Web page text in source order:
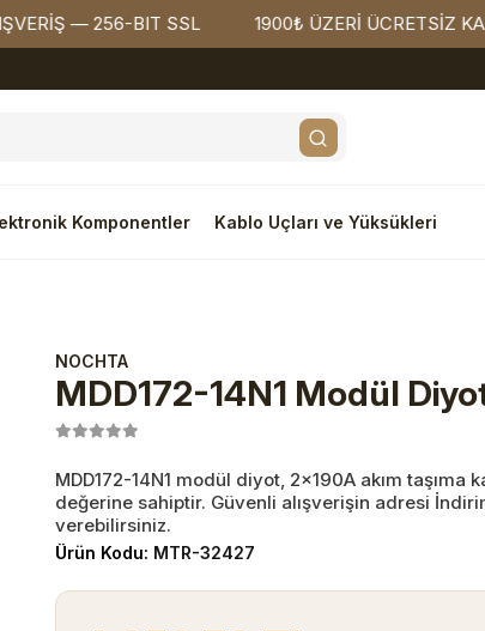
— 256-BIT SSL 1900₺ ÜZERİ ÜCRETSİZ KARGO
Komponentler Kablo Uçları ve Yüksükleri
NOCHTA
MDD172-14N1 Modül
MDD172-14N1 modül diyot, 2x190A akım
değerine sahiptir. Güvenli alışverişin adresi
verebilirsiniz.
Ürün Kodu: MTR-32427